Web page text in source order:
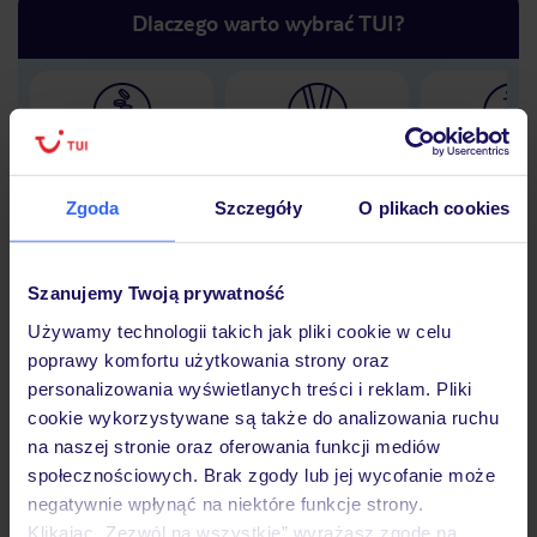
Zgoda Szczegóły O plikach cookies
Szanujemy Twoją prywatność
Używamy technologii takich jak pliki cookie w celu
poprawy komfortu użytkowania strony oraz
personalizowania wyświetlanych treści i reklam. Pliki
cookie wykorzystywane są także do analizowania ruchu
na naszej stronie oraz oferowania funkcji mediów
społecznościowych. Brak zgody lub jej wycofanie może
negatywnie wpłynąć na niektóre funkcje strony.
Klikając „Zezwól na wszystkie” wyrażasz zgodę na
Dlaczego warto wybrać TUI?
Lider niskich cen
podróży w Polsce
30 lat w
Hotel
Opinie
Pokoje